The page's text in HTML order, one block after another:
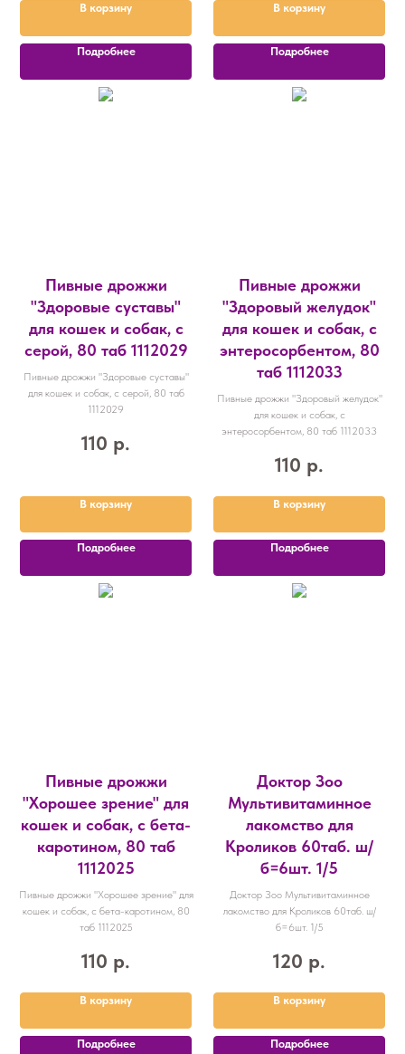
В корзину
Подробнее
В корзину
Подробнее
Пивные дрожжи
"Здоровые суставы"
для кошек и собак, с
серой, 80 таб 1112029
Пивные дрожжи "Здоровые суставы"
для кошек и собак, с серой, 80 таб
1112029
110 р.
В корзину
Подробнее
Пивные дрожжи
"Здоровый желудок"
для кошек и собак, с
энтеросорбентом, 80
таб 1112033
Пивные дрожжи "Здоровый желудок"
для кошек и собак, с
энтеросорбентом, 80 таб 1112033
110 р.
В корзину
Подробнее
Пивные дрожжи
"Хорошее зрение" для
кошек и собак, с бета-
каротином, 80 таб
1112025
Пивные дрожжи "Хорошее зрение" для
кошек и собак, с бета-каротином, 80
таб 1112025
110 р.
В корзину
Подробнее
Доктор Зоо
Мультивитаминное
лакомство для
Кроликов 60таб. ш/
б=6шт. 1/5
Доктор Зоо Мультивитаминное
лакомство для Кроликов 60таб. ш/
б=6шт. 1/5
120 р.
В корзину
Подробнее